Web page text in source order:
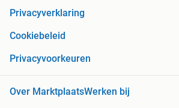
Privacyverklaring
Cookiebeleid
Privacyvoorkeuren
Over MarktplaatsWerken bij